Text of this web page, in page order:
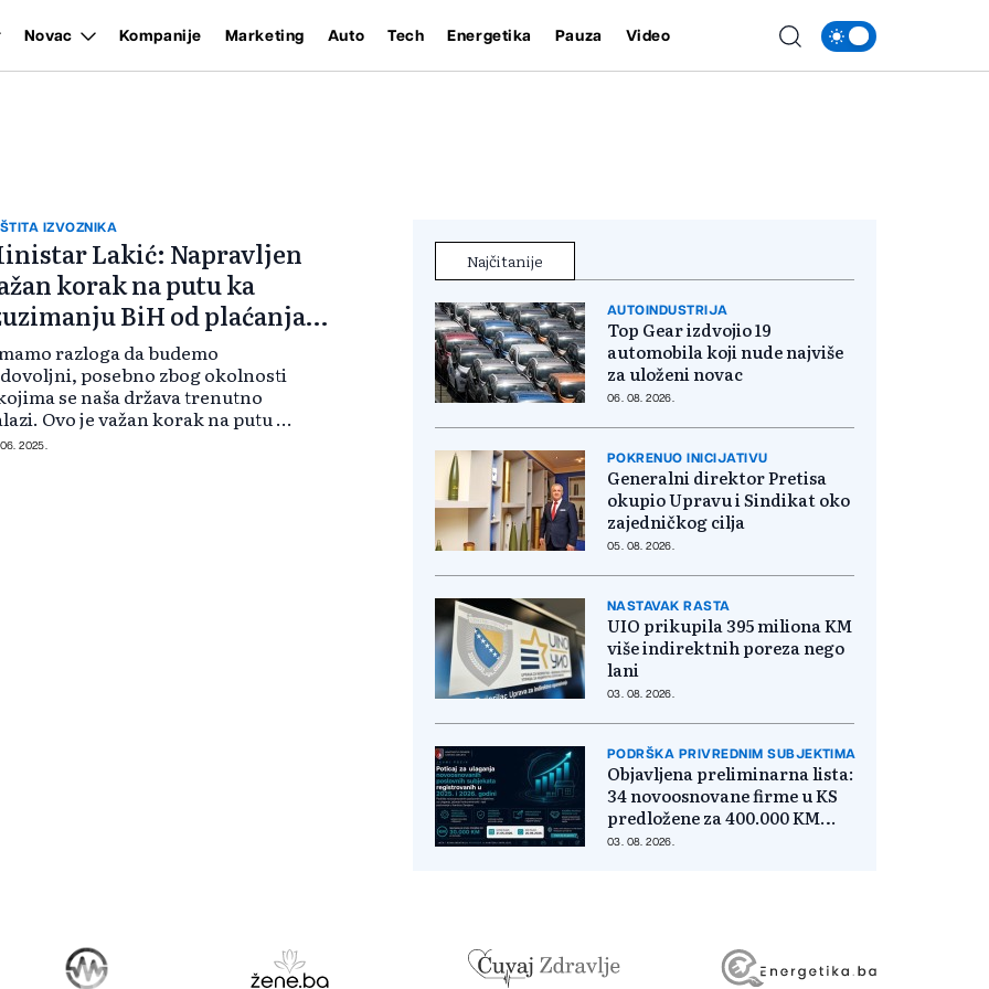
Novac Kompanije Marketing Auto Tech Energetika Pauza Video
IZVOZNIKA
Lakić: Napravljen
korak na putu ka
BiH od plaćanja
takse EU
razloga da budemo
posebno zbog okolnosti
se naša država trenutno
Ovo je važan korak na putu ka
Bosne i Hercegovine od
2025.
Najčitanije
AUTOINDUSTRIJA
Top Gear izdvojio 19
automobila koji nude najviše
za uloženi novac
06. 08. 2026.
POKRENUO INICIJATIVU
Generalni direktor Pretisa
okupio Upravu i Sindikat oko
zajedničkog cilja
05. 08. 2026.
NASTAVAK RASTA
UIO prikupila 395 miliona KM
više indirektnih poreza nego
lani
03. 08. 2026.
PODRŠKA PRIVREDNIM SUBJEKTIMA
Objavljena preliminarna lista:
34 novoosnovane firme u KS
predložene za 400.000 KM
poticaja
03. 08. 2026.